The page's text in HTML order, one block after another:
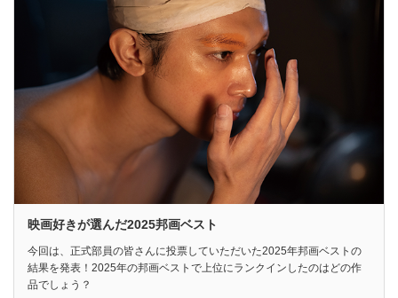
映画好きが選んだ2025邦画ベスト
今回は、正式部員の皆さんに投票していただいた2025年邦画ベストの
結果を発表！2025年の邦画ベストで上位にランクインしたのはどの作
品でしょう？